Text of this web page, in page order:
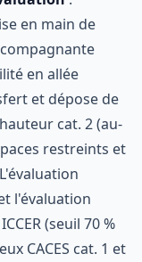
en main de
en allée
et dépose de
cat. 2 (au-
restreints et
l'évaluation
(seuil 70 %
CACES cat. 1 et